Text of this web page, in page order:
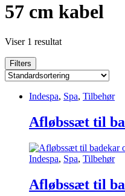
57 cm kabel
Viser 1 resultat
Filters
Indespa, Spa, Tilbehør
Afløbssæt til
Indespa, Spa, Tilbehør
Afløbssæt til